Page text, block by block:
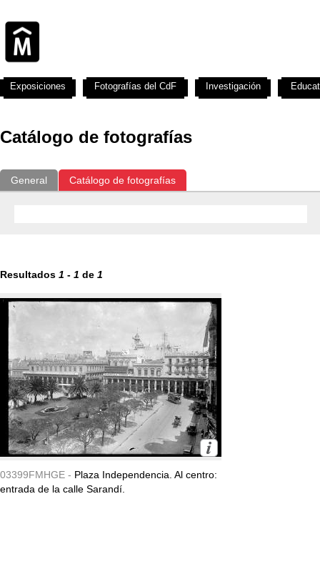
Catálogo de fotografías
General Catálogo de fotografías
Resultados 1 - 1 de 1
03399FMHGE - Plaza Independencia. Al centro:
entrada de la calle Sarandí.
Exposiciones Fotografías del CdF Investigación